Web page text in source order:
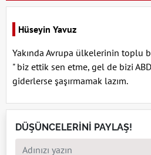
Hüseyin Yavuz
Yakında Avrupa ülkelerinin toplu
" biz ettik sen etme, gel de bizi
giderlerse şaşırmamak lazım.
DÜŞÜNCELERİNİ PAYLAŞ!